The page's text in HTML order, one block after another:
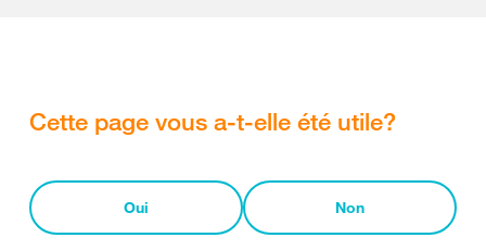
Cette page vous a-t-elle été utile?
Oui Non